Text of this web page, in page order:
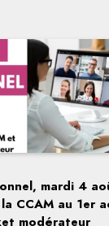
mardi 4
CCAM au 1er
modérateur